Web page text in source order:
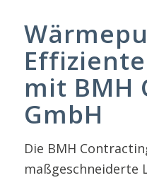
mit BMH
GmbH
Die BMH
maßgeschneiderte